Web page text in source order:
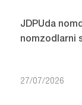
JDPUda
nomzodlarni
27/07/2026